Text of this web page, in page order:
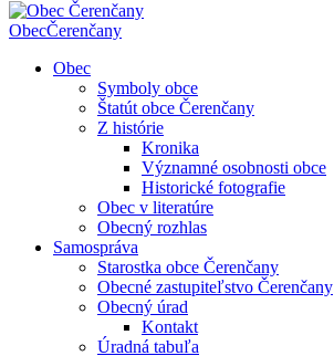
ObecČerenčany
Obec
Symboly obce
Štatút obce Čerenčany
Z histórie
Kronika
Významné osobnosti obce
Historické fotografie
Obec v literatúre
Obecný rozhlas
Samospráva
Starostka obce Čerenčany
Obecné zastupiteľstvo Čerenčany
Obecný úrad
Kontakt
Úradná tabuľa